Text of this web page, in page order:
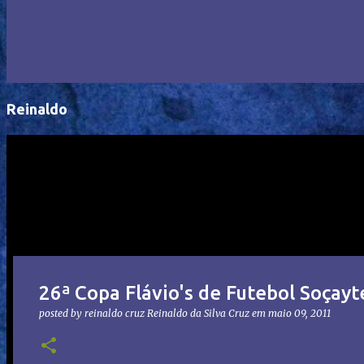
Reinaldo
26ª Copa Flávio's de Futebol
posted by reinaldo cruz Reinaldo da Silva Cruz em maio 09, 2011